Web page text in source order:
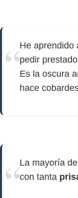
He aprendido
pedir
Es la oscura
hace
La mayoría
con tanta